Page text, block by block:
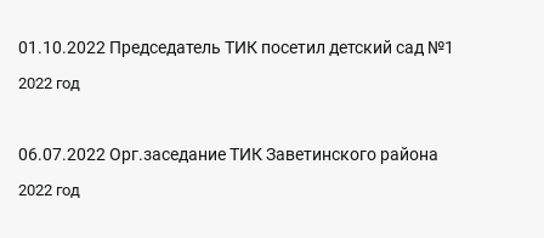
01.10.2022 Председатель ТИК посетил детский сад №1
2022 год
06.07.2022 Орг.заседание ТИК Заветинского района
2022 год